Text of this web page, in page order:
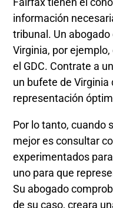
información
tribunal. Un
Virginia, por
el GDC. Contrate a
un bufete de Virginia
representación
Por lo tanto, cuando
mejor es consultar
experimentados
uno para que
Su abogado
de su caso, creara